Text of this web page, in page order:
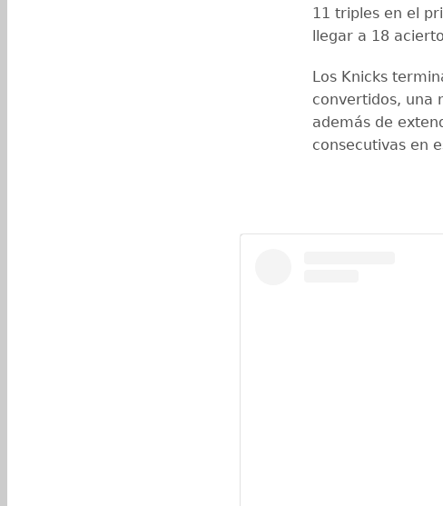
11 triples en el
llegar a 18
Los Knicks
convertidos, una
además de
consecutivas en